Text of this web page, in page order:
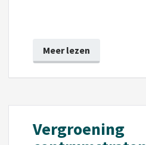
Meer lezen
Vergroening